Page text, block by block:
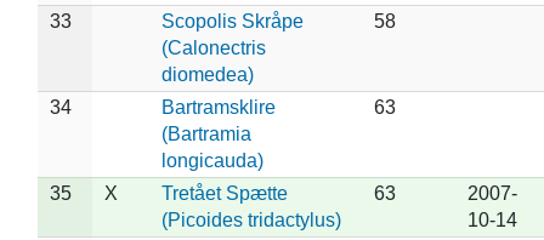
33
Scopolis Skråpe
(Calonectris
diomedea)
58
34
Bartramsklire
(Bartramia
longicauda)
63
35 X
Tretået Spætte
(Picoides tridactylus)
63
2007-
10-14